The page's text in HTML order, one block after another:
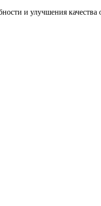
и улучшения качества